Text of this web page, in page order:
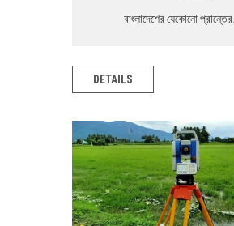
বাংলাদেশের যেকোনো প্রান্তের...
DETAILS